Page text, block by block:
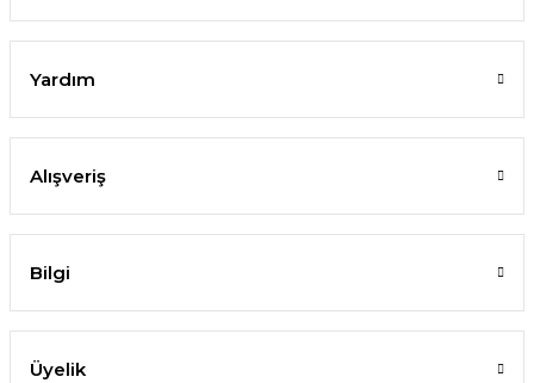
Yardım
Alışveriş
Bilgi
Üyelik